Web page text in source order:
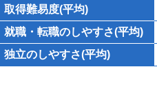
取得難易度(平均)
就職・転職のしやすさ(平均)
独立のしやすさ(平均)